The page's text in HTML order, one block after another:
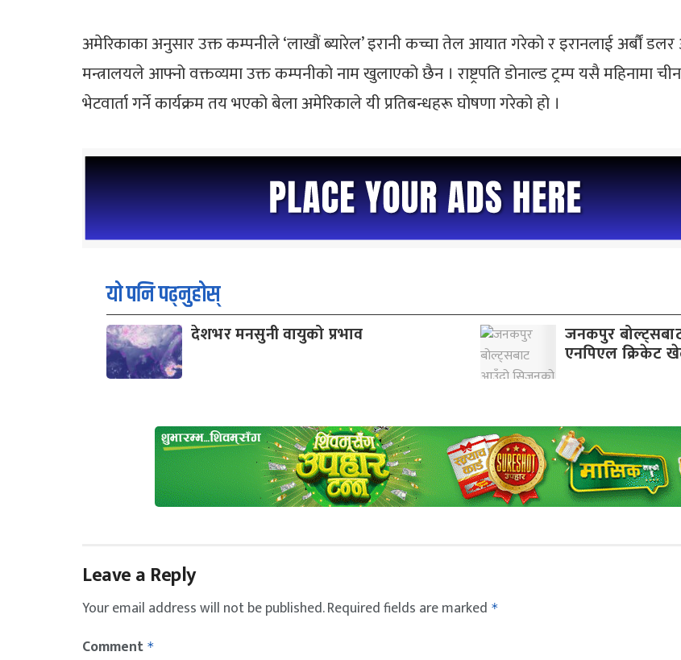
अमेरिकाका अनुसार उक्त कम्पनीले ‘लाखौं ब्यारेल’ इरानी कच्चा तेल आयात गरेको र इरानलाई अर्बौं
मन्त्रालयले आफ्नो वक्तव्यमा उक्त कम्पनीको नाम खुलाएको छैन । राष्ट्रपति डोनाल्ड ट्रम्प यसै महिनामा
भेटवार्ता गर्ने कार्यक्रम तय भएको बेला अमेरिकाले यी प्रतिबन्धहरू घोषणा गरेको हो ।
यो पनि पढ्नुहोस्
देशभर मनसुनी वायुको प्रभाव जनकपुर
एनपिएल क्रिकेट
Leave a Reply
Your email address will not be published.Required fields are marked *
Comment *